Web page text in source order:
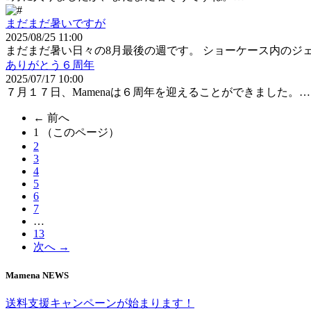
まだまだ暑いですが
2025/08/25 11:00
まだまだ暑い日々の8月最後の週です。 ショーケース内のジ
ありがとう６周年
2025/07/17 10:00
７月１７日、Mamenaは６周年を迎えることができました。…
← 前へ
1
（このページ）
2
3
4
5
6
7
…
13
次へ →
Mamena NEWS
送料支援キャンペーンが始まります！